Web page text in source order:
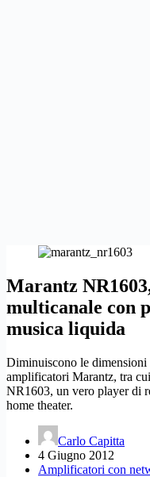
Marantz
multicanale con
musica liquida
Diminuiscono le dimensioni
amplificatori Marantz, tra
NR1603, un vero player di
home theater.
Carlo Capitta
4 Giugno 2012
Amplificatori con